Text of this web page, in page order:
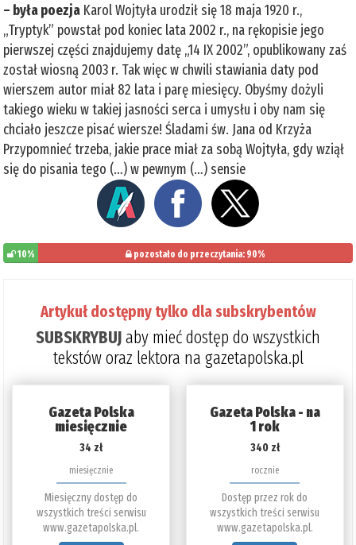
– była poezja Karol Wojtyła urodził się 18 maja 1920 r.,
„Tryptyk” powstał pod koniec lata 2002 r., na rękopisie jego
pierwszej części znajdujemy datę „14 IX 2002”, opublikowany zaś
został wiosną 2003 r. Tak więc w chwili stawiania daty pod
wierszem autor miał 82 lata i parę miesięcy. Obyśmy dożyli
takiego wieku w takiej jasności serca i umysłu i oby nam się
chciało jeszcze pisać wiersze! Śladami św. Jana od Krzyża
Przypomnieć trzeba, jakie prace miał za sobą Wojtyła, gdy wziął
się do pisania tego (…) w pewnym (…) sensie
10% pozostało do przeczytania: 90%
Artykuł dostępny tylko dla subskrybentów
SUBSKRYBUJaby mieć dostęp do wszystkich
tekstów oraz lektora na gazetapolska.pl
Gazeta Polska
miesięcznie
34 zł
miesięcznie
Miesięczny dostęp do
wszystkich treści serwisu
www.gazetapolska.pl.
Gazeta Polska - na
1 rok
340 zł
rocznie
Dostęp przez rok do
wszystkich treści serwisu
www.gazetapolska.pl.